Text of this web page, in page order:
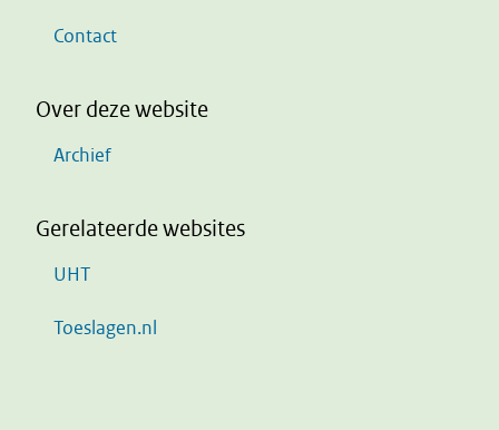
Contact
Over deze website
Archief
Gerelateerde websites
UHT
Toeslagen.nl